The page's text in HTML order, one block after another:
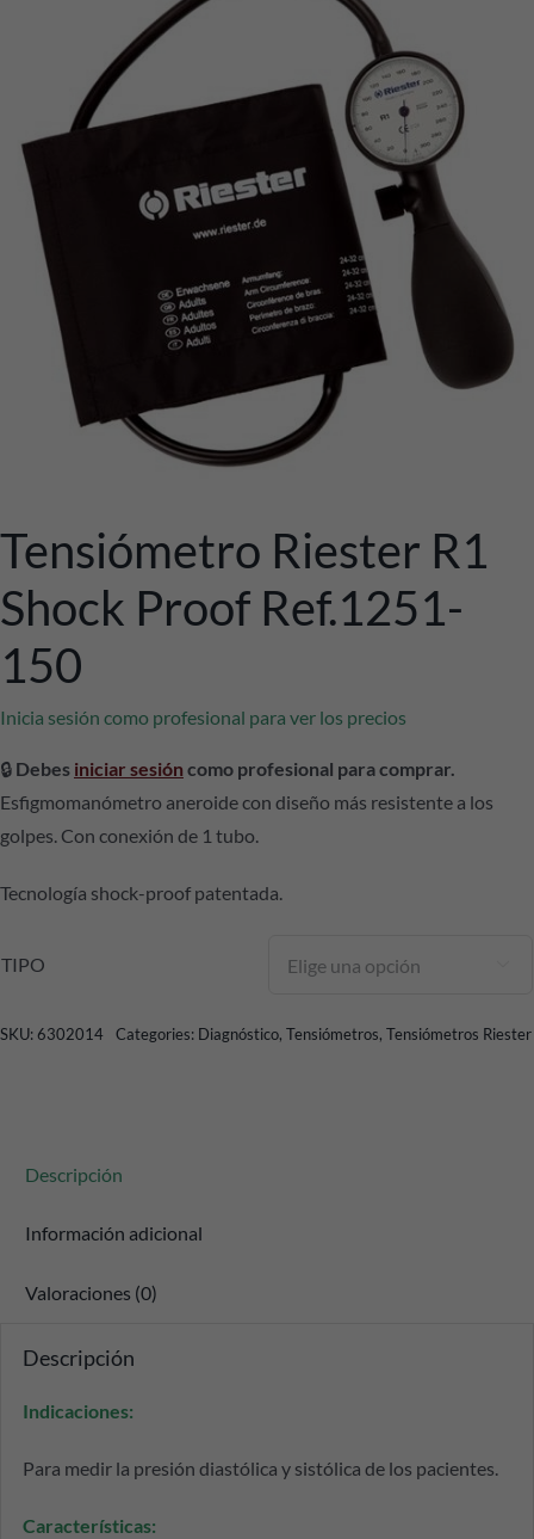
Tensiómetro Riester R1
Shock Proof Ref.1251-
150
Inicia sesión como profesional para ver los precios
🔒 Debes iniciar sesión como profesional para comprar.
Esfigmomanómetro aneroide con diseño más resistente a los
golpes. Con conexión de 1 tubo.
Tecnología shock-proof patentada.
TIPO
SKU:6302014 Categories: Diagnóstico, Tensiómetros, Tensiómetros Riester
Descripción
Información adicional
Valoraciones (0)
Descripción
Indicaciones:
Para medir la presión diastólica y sistólica de los pacientes.
Características: